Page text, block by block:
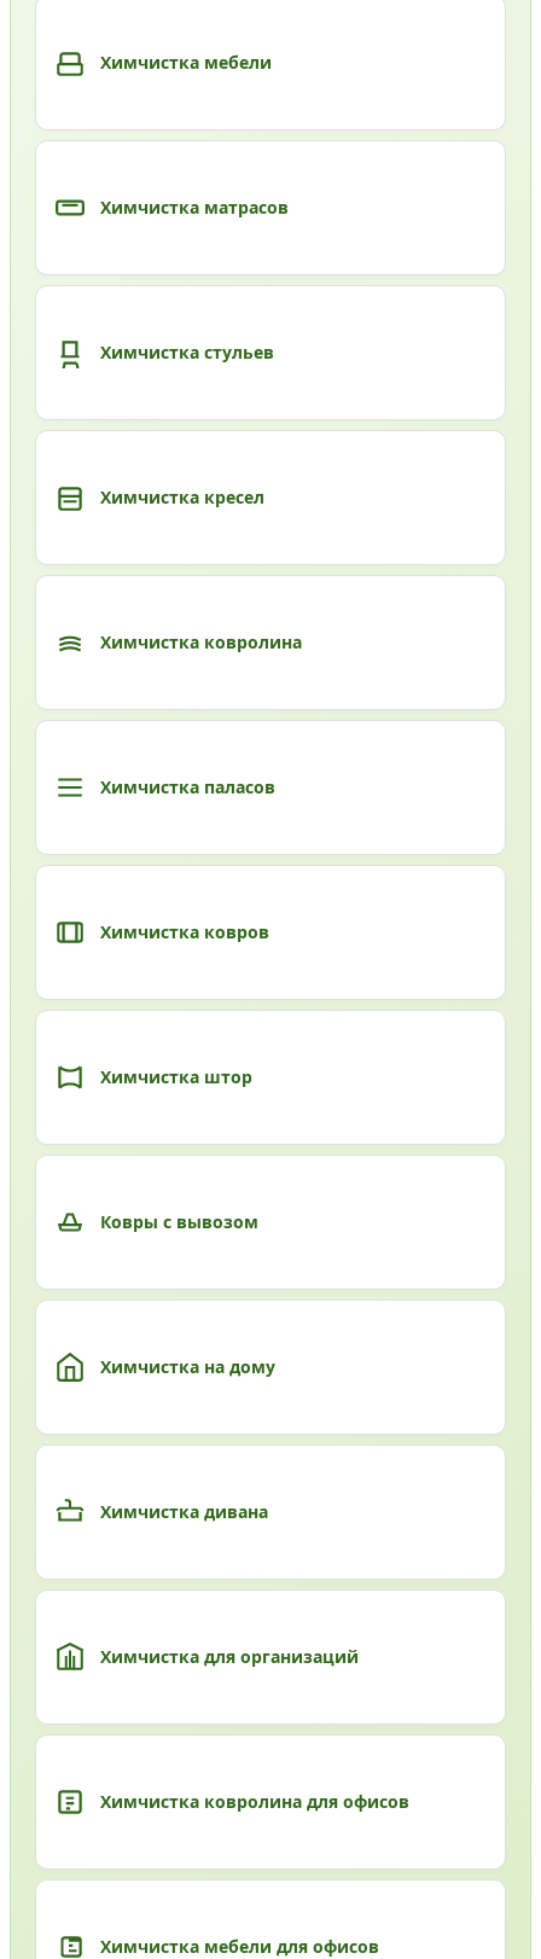
Химчистка мебели
Химчистка матрасов
Химчистка стульев
Химчистка кресел
Химчистка ковролина
Химчистка паласов
Химчистка ковров
Химчистка штор
Ковры с вывозом
Химчистка на дому
Химчистка дивана
Химчистка для организаций
Химчистка ковролина для офисов
Химчистка мебели для офисов